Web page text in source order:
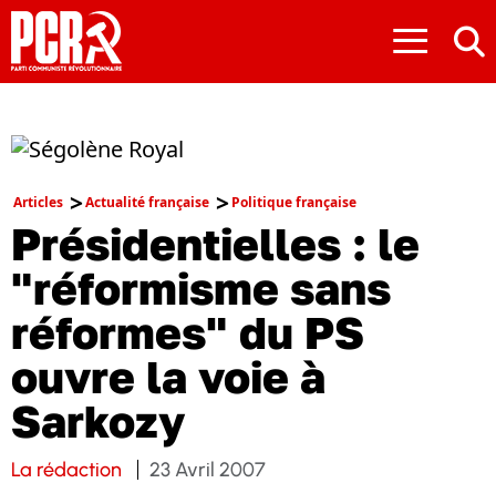
≡
Articles Actualité française Politique française
Présidentielles : le
"réformisme sans
réformes" du PS
ouvre la voie à
Sarkozy
La rédaction 23 Avril 2007